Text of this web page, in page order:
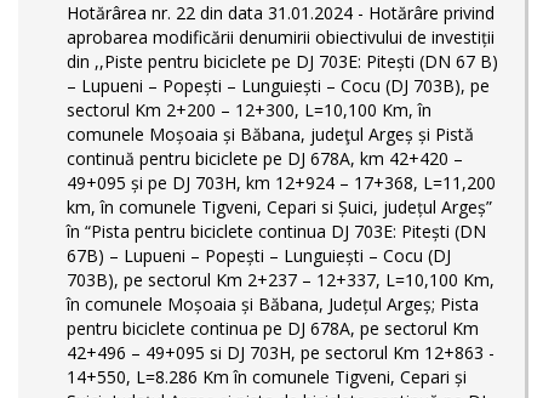
Hotărârea nr. 22 din data 31.01.2024 - Hotărâre privind
aprobarea modificării denumirii obiectivului de investiții
din ,,Piste pentru biciclete pe DJ 703E: Pitești (DN 67 B)
– Lupueni – Popești – Lunguiești – Cocu (DJ 703B), pe
sectorul Km 2+200 – 12+300, L=10,100 Km, în
comunele Moșoaia și Băbana, judeţul Argeș și Pistă
continuă pentru biciclete pe DJ 678A, km 42+420 –
49+095 și pe DJ 703H, km 12+924 – 17+368, L=11,200
km, în comunele Tigveni, Cepari si Șuici, județul Argeș”
în “Pista pentru biciclete continua DJ 703E: Pitești (DN
67B) – Lupueni – Popești – Lunguiești – Cocu (DJ
703B), pe sectorul Km 2+237 – 12+337, L=10,100 Km,
în comunele Moșoaia și Băbana, Județul Argeș; Pista
pentru biciclete continua pe DJ 678A, pe sectorul Km
42+496 – 49+095 si DJ 703H, pe sectorul Km 12+863 -
14+550, L=8.286 Km în comunele Tigveni, Cepari și